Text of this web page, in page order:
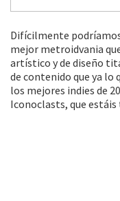
Difícilmente
mejor metroidvania
artístico y de diseño
de contenido que ya lo
los mejores indies de
Iconoclasts, que